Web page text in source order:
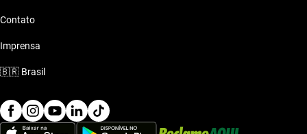
Contato
Imprensa
🇧🇷 Brasil